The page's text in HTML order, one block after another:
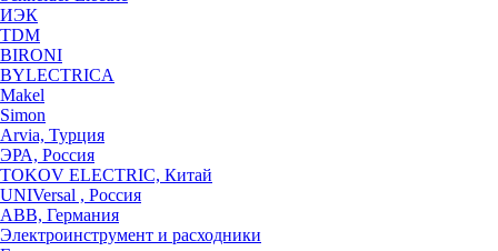
ИЭК
TDM
BIRONI
BYLECTRICA
Makel
Simon
Arvia, Турция
ЭРА, Россия
TOKOV ELECTRIC, Китай
UNIVersal , Россия
ABB, Германия
Электроинструмент и расходники